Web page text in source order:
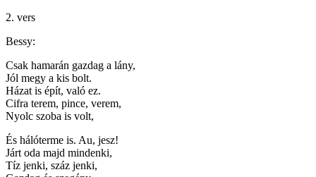
2. vers
Bessy:
Csak hamarán gazdag a lány,
Jól megy a kis bolt.
Házat is épít, való ez.
Cifra terem, pince, verem,
Nyolc szoba is volt,
És hálóterme is. Au, jesz!
Járt oda majd mindenki,
Tíz jenki, száz jenki,